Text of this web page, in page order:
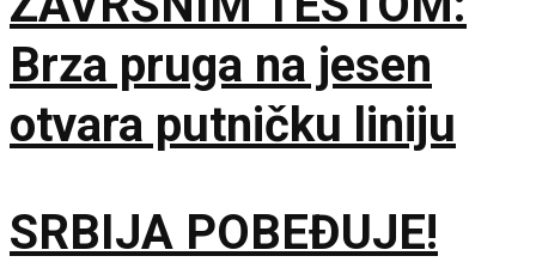
Brza pruga na jesen
otvara putničku liniju
SRBIJA POBEĐUJE!